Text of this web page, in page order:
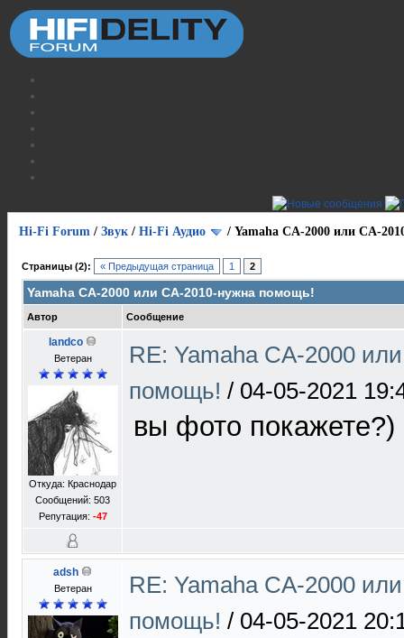
Hi-Fi Forum / Звук / Hi-Fi Аудио / Yamaha CA-2000 или CA-
Страницы (2): « Предыдущая страница 1 2
Yamaha CA-2000 или CA-2010-нужна помощь!
Автор Сообщение
landco
Ветеран
Откуда: Краснодар
Сообщений: 503
Репутация: -47
RE: Yamaha CA-2000
помощь! / 04-05-2021
вы фото покажете?)
adsh
Ветеран
RE: Yamaha CA-2000
помощь! / 04-05-2021